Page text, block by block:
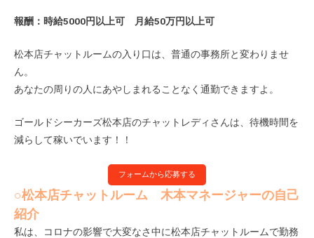
報酬：時給5000円以上可 月給50万円以上可
松本店チャットルームの入り口は、普通の事務所と変わりませ
ん。
あなたの周りの人にあやしまれることなく通勤できますよ。
ゴールドシーカーズ松本店のチャットレディさんは、待機時間を
減らして稼いでいます！！
フォームから応募する
○松本店チャットルーム 木本マネージャーの自己
紹介
私は、コロナの影響で大変なさ中に松本店チャットルームで勤務